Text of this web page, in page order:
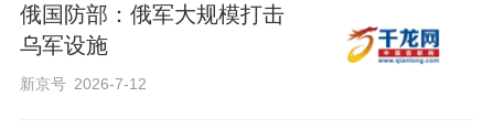
俄国防部：俄军大规模打击
乌军设施
新京号 2026-7-12